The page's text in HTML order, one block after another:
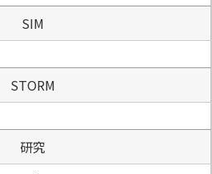
SIM
STORM
研究